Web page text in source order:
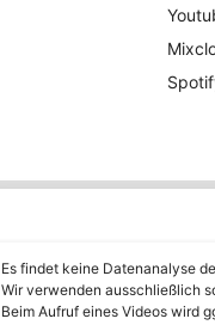
Es findet keine Datenanalyse
Wir verwenden ausschließlich
Beim Aufruf eines Videos wird